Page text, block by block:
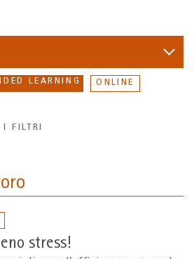
LEARNING ONLINE
I FILTRI
stress!